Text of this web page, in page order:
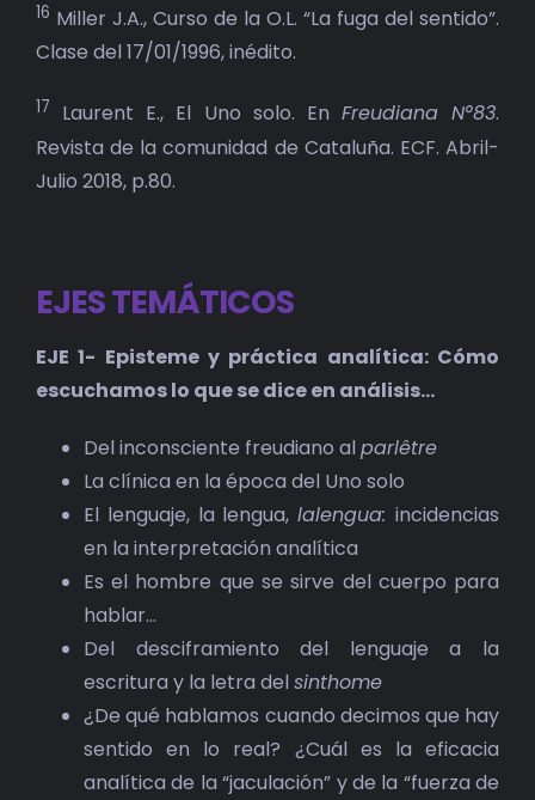
16 Miller J.A., Curso de la O.L. “La fuga del sentido”.
Clase del 17/01/1996, inédito.
17 Laurent E., El Uno solo. En Freudiana N°83.
Revista de la comunidad de Cataluña. ECF. Abril-
Julio 2018, p.80.
EJES TEMÁTICOS
EJE 1- Episteme y práctica analítica: Cómo
escuchamos lo que se dice en análisis…
Del inconsciente freudiano alparlêtre
La clínica en la época del Uno solo
El lenguaje, la lengua,lalengua:incidencias
en la interpretación analítica
Es el hombre que se sirve del cuerpo para
hablar…
Del desciframiento del lenguaje a la
escritura y la letra delsinthome
¿De qué hablamos cuando decimos que hay
sentido en lo real? ¿Cuál es la eficacia
analítica de la “jaculación” y de la “fuerza de